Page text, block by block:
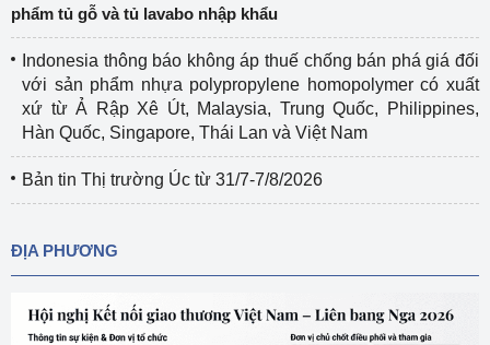
phẩm tủ gỗ và tủ lavabo nhập khẩu
Indonesia thông báo không áp thuế chống bán phá giá đối
với sản phẩm nhựa polypropylene homopolymer có xuất
xứ từ Ả Rập Xê Út, Malaysia, Trung Quốc, Philippines,
Hàn Quốc, Singapore, Thái Lan và Việt Nam
Bản tin Thị trường Úc từ 31/7-7/8/2026
ĐỊA PHƯƠNG